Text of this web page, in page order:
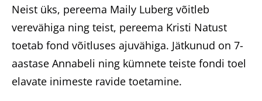
Neist üks, pereema Maily Luberg võitleb
verevähiga ning teist, pereema Kristi Natust
toetab fond võitluses ajuvähiga. Jätkunud on 7-
aastase Annabeli ning kümnete teiste fondi toel
elavate inimeste ravide toetamine.